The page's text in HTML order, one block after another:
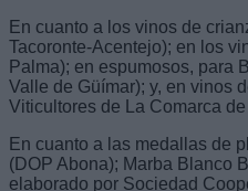
En cuanto a los vinos de
Tacoronte-Acentejo); en los
Palma); en espumosos, para
Valle de Güímar); y, en vinos
Viticultores de La Comarca
En cuanto a las medallas de
(DOP Abona); Marba Blanco
elaborado por Sociedad